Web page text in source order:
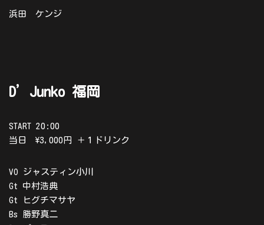
浜田 ケンジ
D’Junko 福岡
START 20:00
当日 \3,000円 ＋１ドリンク
VO ジャスティン小川
Gt 中村浩典
Gt ヒグチマサヤ
Bs 勝野真二